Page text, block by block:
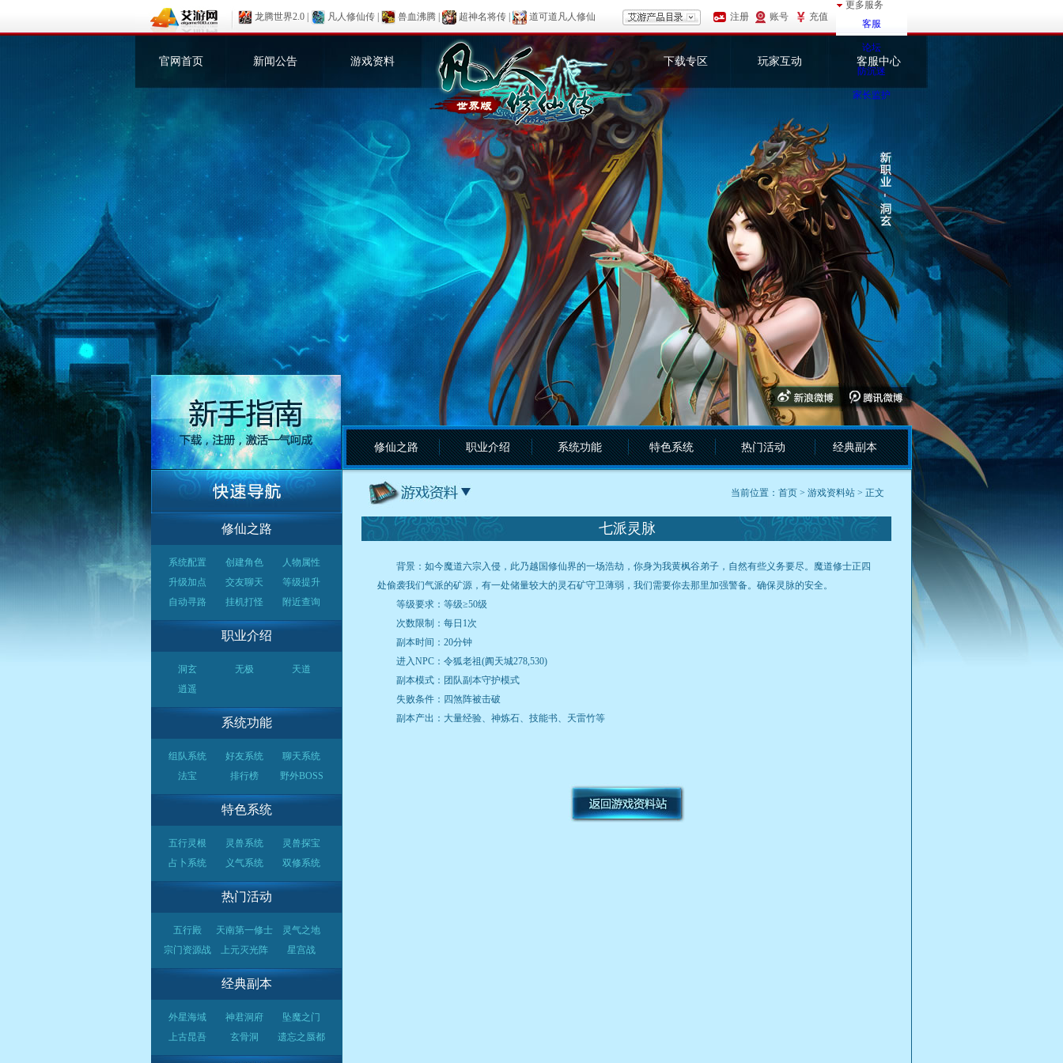
龙腾世界2.0 | 凡人修仙传 | 兽血沸腾 | 超神名将传 | 道可道凡人修仙 注册 账号 充值
更多服务
客服
论坛
防沉迷
家长监护
官网首页 新闻公告 游戏资料 下载专区 玩家互动 客服中心
修仙之路 职业介绍 系统功能 特色系统 热门活动 经典副本
修仙之路
系统配置 创建角色
人物属性
升级加点
交友聊天
等级提升
自动寻路
挂机打怪 附近查询
职业介绍
洞玄 无极
天道
逍遥
系统功能
组队系统 好友系统
聊天系统
法宝
排行榜 野外BOSS
特色系统
五行灵根 灵兽系统
灵兽探宝
占卜系统
义气系统 双修系统
热门活动
五行殿 天南第一修士
灵气之地
宗门资源战
上元灭光阵 星宫战
经典副本
外星海域 神君洞府
坠魔之门
上古昆吾
玄骨洞 遗忘之蜃都
当前位置： 首页 > 游戏资料站 > 正文
七派灵脉
背景：如今魔道六宗入侵，此乃越国修仙界的一场浩劫，你身为我黄枫谷弟子，自然有些义务要尽。魔道修士正四
处偷袭我们气派的矿源，有一处储量较大的灵石矿守卫薄弱，我们需要你去那里加强警备。确保灵脉的安全。
等级要求：等级≥50级
次数限制：每日1次
副本时间：20分钟
进入NPC：令狐老祖(阗天城278,530)
副本模式：团队副本守护模式
失败条件：四煞阵被击破
副本产出：大量经验、神炼石、技能书、天雷竹等